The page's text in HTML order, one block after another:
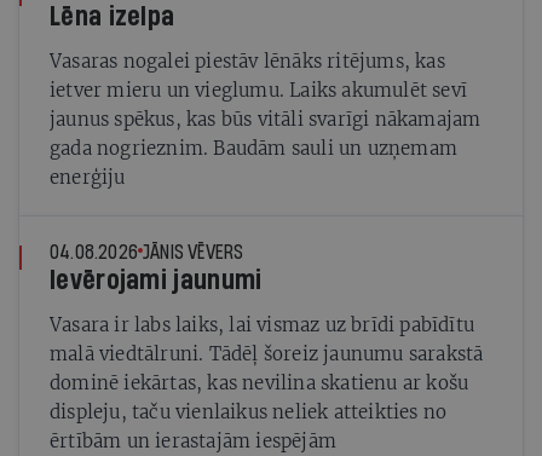
Lēna izelpa
Vasaras nogalei piestāv lēnāks ritējums, kas
ietver mieru un vieglumu. Laiks akumulēt sevī
jaunus spēkus, kas būs vitāli svarīgi nākamajam
gada nogrieznim. Baudām sauli un uzņemam
enerģiju
04.08.2026 JĀNIS VĒVERS
Ievērojami jaunumi
Vasara ir labs laiks, lai vismaz uz brīdi pabīdītu
malā viedtālruni. Tādēļ šoreiz jaunumu sarakstā
dominē iekārtas, kas nevilina skatienu ar košu
displeju, taču vienlaikus neliek atteikties no
ērtībām un ierastajām iespējām